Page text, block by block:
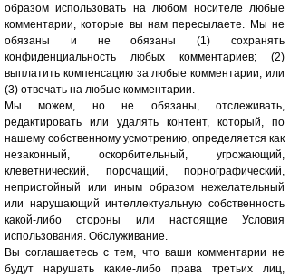
образом использовать на любом носителе любые
комментарии, которые вы нам пересылаете. Мы не
обязаны и не обязаны (1) сохранять
конфиденциальность любых комментариев; (2)
выплатить компенсацию за любые комментарии; или
(3) отвечать на любые комментарии.
Мы можем, но не обязаны, отслеживать,
редактировать или удалять контент, который, по
нашему собственному усмотрению, определяется как
незаконный, оскорбительный, угрожающий,
клеветнический, порочащий, порнографический,
непристойный или иным образом нежелательный
или нарушающий интеллектуальную собственность
какой-либо стороны или настоящие Условия
использования. Обслуживание.
Вы соглашаетесь с тем, что ваши комментарии не
будут нарушать какие-либо права третьих лиц,